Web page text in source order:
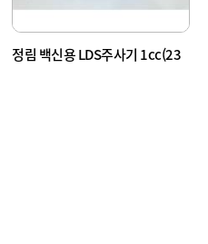
정림 백신용 LDS주사기 1cc(23